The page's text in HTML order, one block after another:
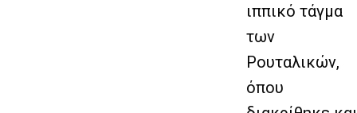
ιππικό τάγμα
των
Ρουταλικών,
όπου